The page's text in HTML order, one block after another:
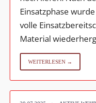
Einsatzphase
volle
Material
WEITERLESEN →